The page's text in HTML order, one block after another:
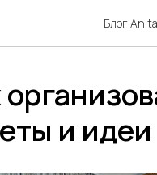
Блог
и идеи